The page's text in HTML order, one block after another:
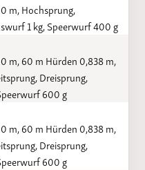
m, Hochsprung,
1 kg, Speerwurf 400 g
m, 60 m Hürden 0,838 m,
Dreisprung,
600 g
m, 60 m Hürden 0,838 m,
Dreisprung,
600 g